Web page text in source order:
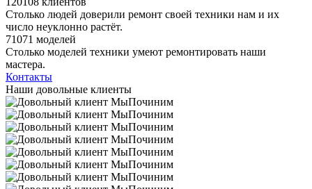
Столько людей доверили ремонт своей техники нам и их
число неуклонно растёт.
71071 моделей
Столько моделей техники умеют ремонтировать наши
мастера.
Контакты
Наши довольные клиенты